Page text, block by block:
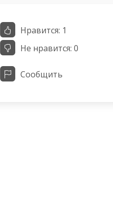
Нравится: 1
Не нравится: 0
Сообщить